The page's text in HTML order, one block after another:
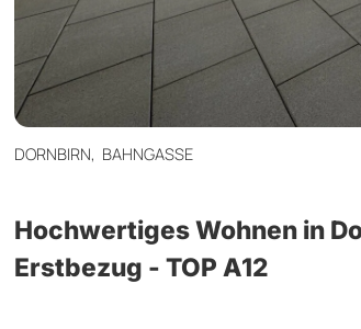
DORNBIRN, BAHNGASSE
Hochwertiges Wohnen in
Erstbezug - TOP A12